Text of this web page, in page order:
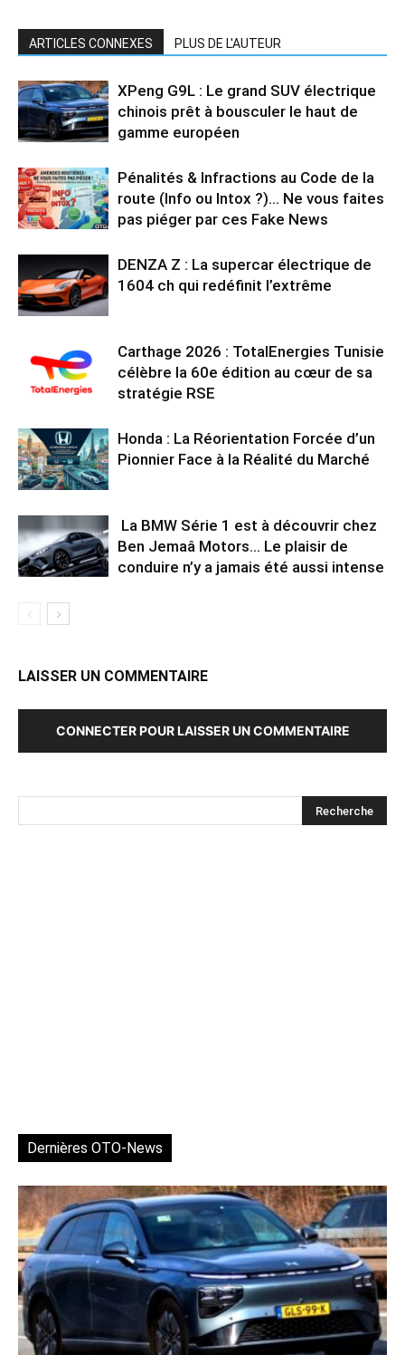
ARTICLES CONNEXES PLUS DE L'AUTEUR
XPeng G9L : Le grand SUV électrique
chinois prêt à bousculer le haut de
gamme européen
Pénalités & Infractions au Code de la
route (Info ou Intox ?)… Ne vous faites
pas piéger par ces Fake News
DENZA Z : La supercar électrique de
1604 ch qui redéfinit l’extrême
Carthage 2026 : TotalEnergies Tunisie
célèbre la 60e édition au cœur de sa
stratégie RSE
Honda : La Réorientation Forcée d’un
Pionnier Face à la Réalité du Marché
La BMW Série 1 est à découvrir chez
Ben Jemaâ Motors… Le plaisir de
conduire n’y a jamais été aussi intense
LAISSER UN COMMENTAIRE
CONNECTER POUR LAISSER UN COMMENTAIRE
Dernières OTO-News